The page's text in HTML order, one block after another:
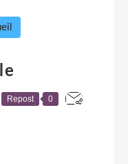
Repost 0